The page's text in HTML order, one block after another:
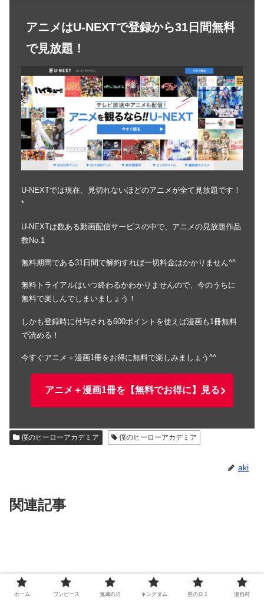
アニメはU-NEXTで登録から31日間無料
で見放題！
U-NEXTでは現在、見切れないほどのアニメが全て見放題です！
*
U-NEXTは数ある動画配信サービスの中で、アニメの見放題作品
数No.1
無料期間である31日間で解約すれば一切料金はかかりません^^
無料トライアルはいつ終わるかわかりませんので、今のうちに
無料で楽しんでしまいましょう！
しかも登録時に付与される600ポイントを使えば漫画も1冊無料
で読める！
今すぐアニメ＋漫画1冊をお得に無料で楽しみましょう^^
アニメ＋漫画1冊を【無料でお得に】見る
僕のヒーローアカデミア 僕のヒーローアカデミア
aki
関連記事
ホーム ワンピース 鬼滅の刃 キングダム 星のロミ 漫画村